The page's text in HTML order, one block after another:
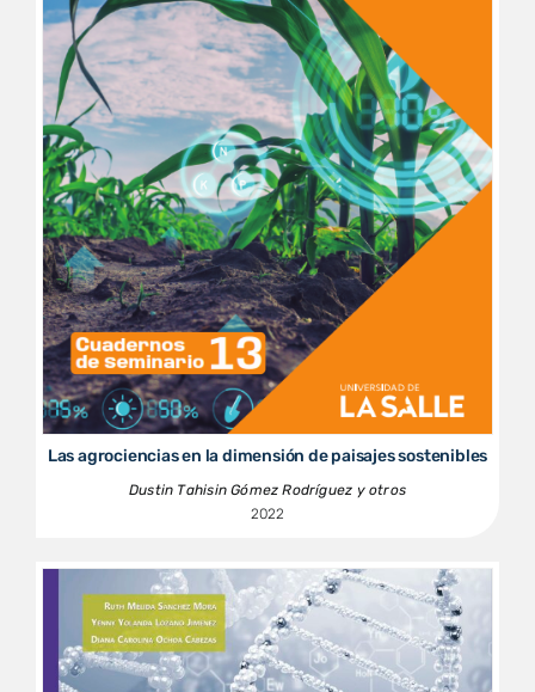
Las agrociencias en la dimensión de paisajes sostenibles
Dustin Tahisin Gómez Rodríguez y otros
2022